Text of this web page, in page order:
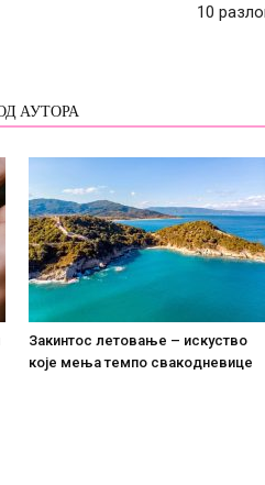
10
АУТОРА
Закинтос летовање – искуство
које мења темпо свакодневице